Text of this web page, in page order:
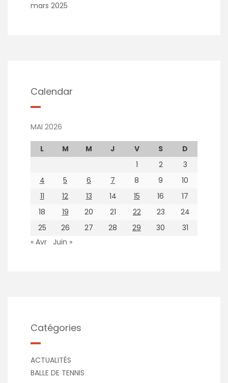
mars 2025
Calendar
MAI 2026
L M M J V S
D
1
2
3
4
5 6 7 8 9
10
11
12 13 14 15 16
17
18
19 20 21 22 23
24
25
26 27 28 29 30
31
« Avr
Juin »
Catégories
ACTUALITÉS
BALLE DE TENNIS